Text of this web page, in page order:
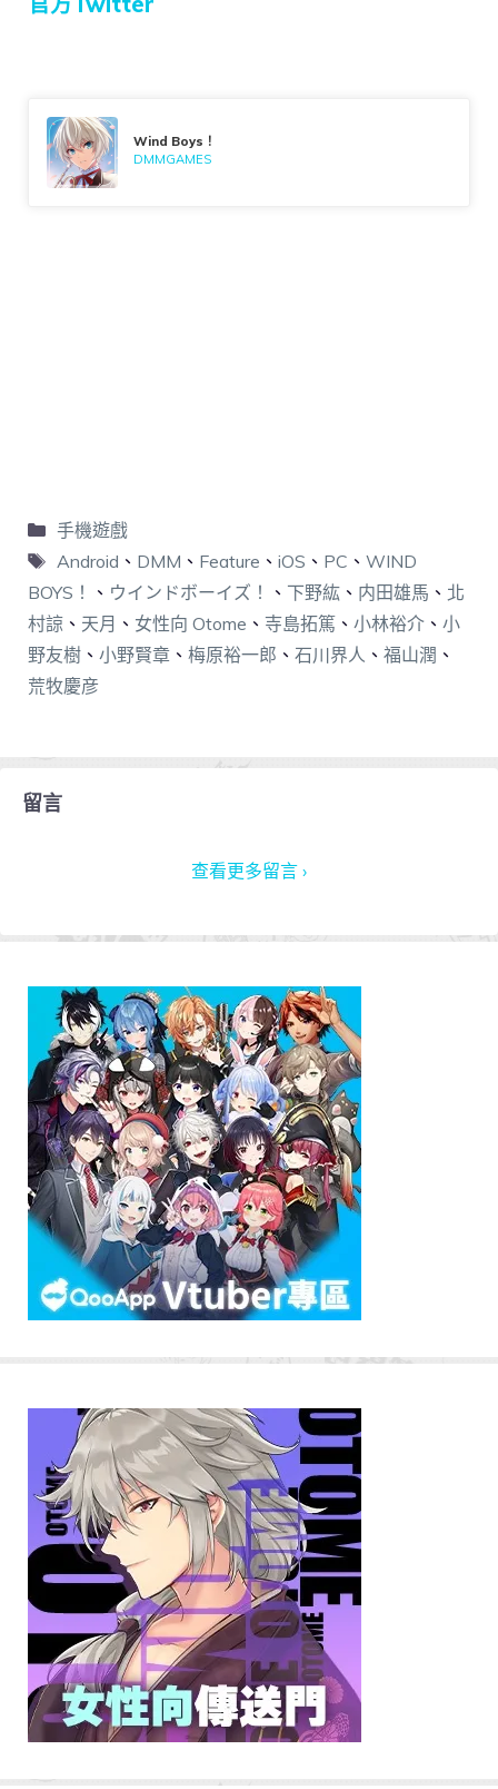
Wind Boys！
DMMGAMES
手機遊戲
Android 、 DMM 、 Feature 、 iOS 、 PC 、 WIND
BOYS！
、 ウインドボーイズ！ 、 下野紘 、 内田雄馬 、 北
村諒 、 天月 、 女性向 Otome 、 寺島拓篤 、 小林裕介 、 小
野友樹 、 小野賢章 、 梅原裕一郎 、 石川界人 、 福山潤 、
荒牧慶彦
留言
查看更多留言 ›